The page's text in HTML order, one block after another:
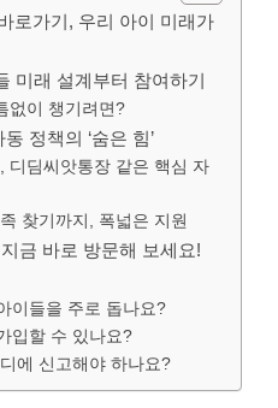
로가기, 우리 아이 미래가
미래 설계부터 참여하기
없이 챙기려면?
정책의 ‘숨은 힘’
디딤씨앗통장 같은 핵심 자
찾기까지, 폭넓은 지원
금 바로 방문해 보세요!
이들을 주로 돕나요?
입할 수 있나요?
에 신고해야 하나요?